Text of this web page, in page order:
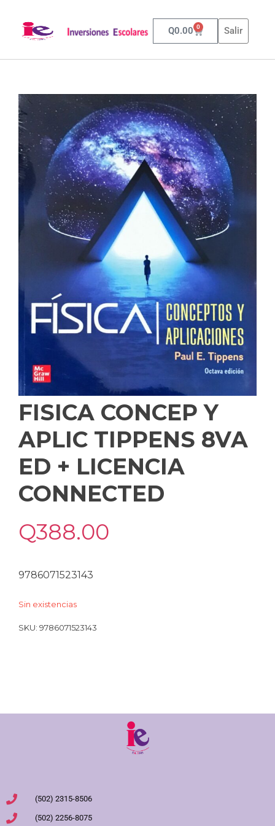
Q0.00 0 Salir
FISICA CONCEP Y
APLIC TIPPENS 8VA
ED + LICENCIA
CONNECTED
Q388.00
9786071523143
Sin existencias
SKU: 9786071523143
(502) 2315-8506
(502) 2256-8075